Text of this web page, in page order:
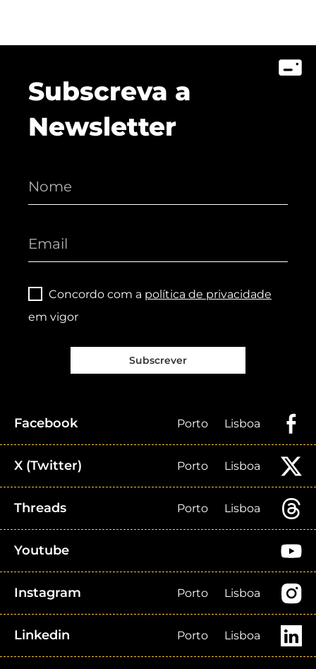
Subscreva a
Newsletter
Concordo com a política de privacidade
em vigor
Subscrever
Facebook Porto Lisboa
X (Twitter) Porto Lisboa
Threads Porto Lisboa
Youtube
Instagram Porto Lisboa
Linkedin Porto Lisboa